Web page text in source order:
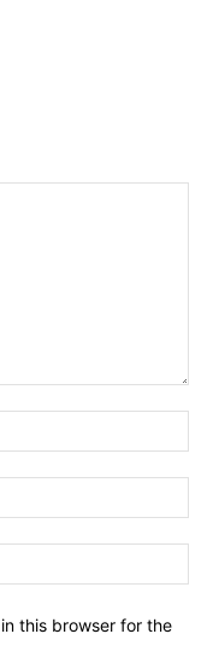
this browser for the